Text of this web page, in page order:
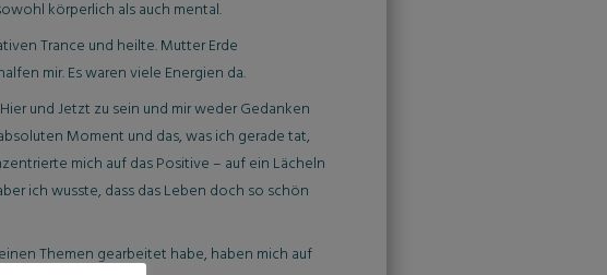
körperlich als auch mental.
Trance und heilte. Mutter Erde
mir. Es waren viele Energien da.
und Jetzt zu sein und mir weder Gedanken
Moment und das, was ich gerade tat,
mich auf das Positive – auf ein Lächeln
ich wusste, dass das Leben doch so schön
Themen gearbeitet habe, haben mich auf